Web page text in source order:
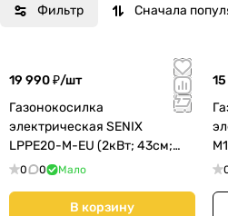
Фильтр Сначала
19 990 ₽/шт
Газонокосилка
электрическая SENIX
LPPE20-M-EU (2кВт; 43cм;
25-75мм; 9,2кг)
0 0 Мало
В корзину